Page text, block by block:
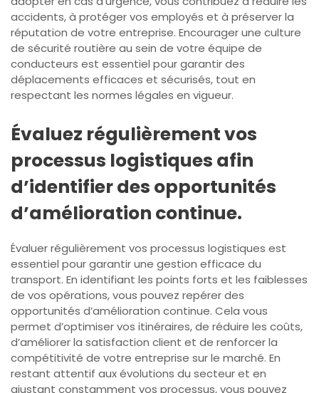
accidents, à protéger vos employés et à préserver la
réputation de votre entreprise. Encourager une culture
de sécurité routière au sein de votre équipe de
conducteurs est essentiel pour garantir des
déplacements efficaces et sécurisés, tout en
respectant les normes légales en vigueur.
Évaluez régulièrement vos
processus logistiques afin
d’identifier des opportunités
d’amélioration continue.
Évaluer régulièrement vos processus logistiques est
essentiel pour garantir une gestion efficace du
transport. En identifiant les points forts et les faiblesses
de vos opérations, vous pouvez repérer des
opportunités d’amélioration continue. Cela vous
permet d’optimiser vos itinéraires, de réduire les coûts,
d’améliorer la satisfaction client et de renforcer la
compétitivité de votre entreprise sur le marché. En
restant attentif aux évolutions du secteur et en
ajustant constamment vos processus, vous pouvez